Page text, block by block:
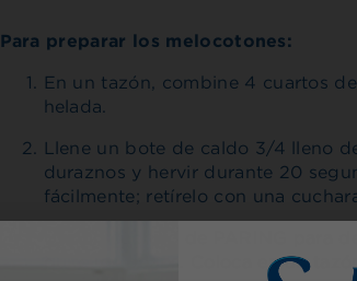
Para preparar los melocotones:
En un tazón, combine 4 cuartos
helada.
Llene un bote de caldo 3/4 lleno
duraznos y hervir durante 20
fácilmente; retírelo con una
Usa un cuchillo de PARING para
quite los pozos. Coloca en un